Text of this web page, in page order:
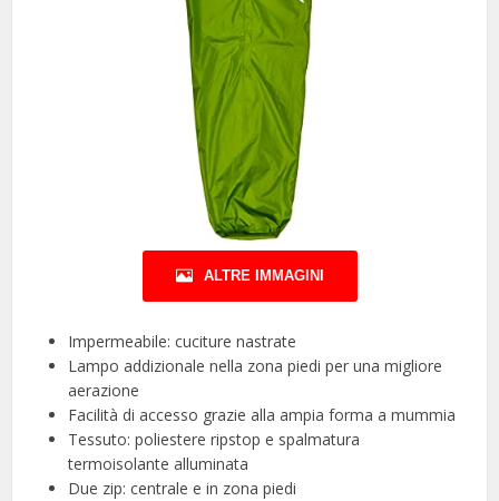
ALTRE IMMAGINI
Impermeabile: cuciture nastrate
Lampo addizionale nella zona piedi per una migliore
aerazione
Facilità di accesso grazie alla ampia forma a mummia
Tessuto: poliestere ripstop e spalmatura
termoisolante alluminata
Due zip: centrale e in zona piedi